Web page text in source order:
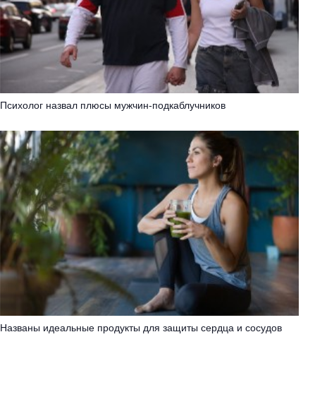
Психолог назвал плюсы мужчин-подкаблучников
Названы идеальные продукты для защиты сердца и сосудов